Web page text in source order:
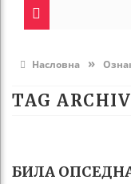
Насловна »
TAG
БИЛА